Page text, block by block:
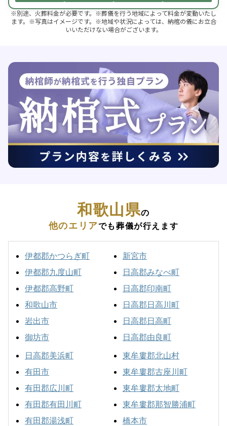
※別途、火葬料金が必要です。※葬儀を行う地域によって料金が変動いたし
ます。※写真はイメージです。※地域や状況によっては、納棺の儀にお立合
いいただけない場合がございます。
和歌山県の
他のエリアでも葬儀が行えます
伊都郡かつらぎ町
伊都郡九度山町
伊都郡高野町
和歌山市
岩出市
御坊市
新宮市
日高郡みなべ町
日高郡印南町
日高郡日高川町
日高郡日高町
日高郡由良町
日高郡美浜町
有田市
有田郡広川町
有田郡有田川町
有田郡湯浅町
東牟婁郡北山村
東牟婁郡古座川町
東牟婁郡太地町
東牟婁郡那智勝浦町
橋本市